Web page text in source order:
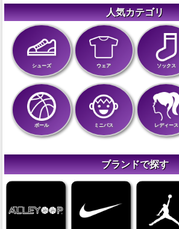
人気カテゴリ
シューズ ウェア ソックス
ボール ミニバス レディース
ブランドで探す